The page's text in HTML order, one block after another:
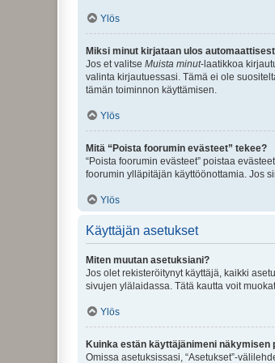
Ylös
Miksi minut kirjataan ulos
Jos et valitse Muista minut-laatikkoa
valinta kirjautuessasi. Tämä ei ole
tämän toiminnon käyttämisen.
Ylös
Mitä “Poista foorumin evästeet” tekee?
“Poista foorumin evästeet” poistaa
foorumin ylläpitäjän käyttöönottamia. Jos
Ylös
Käyttäjän asetukset
Miten muutan asetuksiani?
Jos olet rekisteröitynyt käyttäjä, kaikki
sivujen ylälaidassa. Tätä kautta voit
Ylös
Kuinka estän käyttäjänimeni
Omissa asetuksissasi, “Asetukset”-